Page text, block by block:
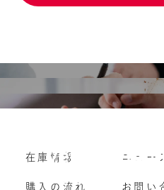
購入の流れ
よくいただくご質問
Vehicle
車両買い取り
在庫情報
購入の流れ
ニュー
お問い